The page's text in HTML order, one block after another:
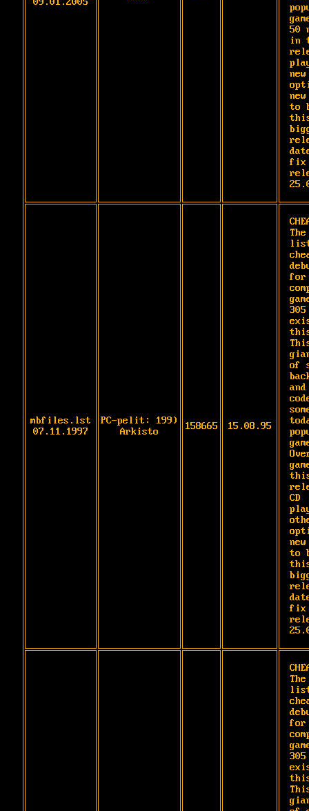
50
in
new
to
fix
mbfiles.lst
07.11.1997
PC-pelit: 199)
Arkisto
158665 15.08.95
for
305
of
CD
to
fix
for
305